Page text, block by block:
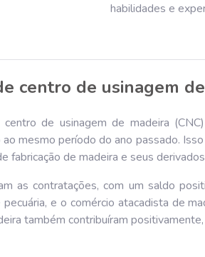
habilidades e
centro de usinagem
de usinagem de madeira
mesmo período do ano passado.
de madeira e seus
as contratações, com um saldo
e o comércio atacadista de
também contribuíram